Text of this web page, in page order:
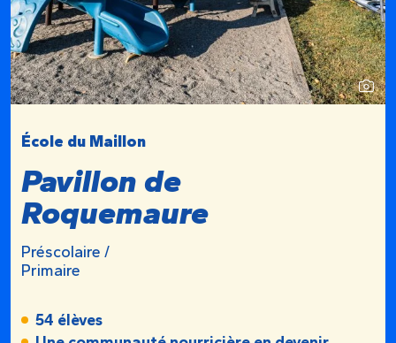
École du Maillon
Pavillon de
Roquemaure
Préscolaire /
Primaire
54 élèves